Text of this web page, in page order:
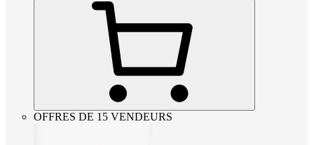
OFFRES DE 15 VENDEURS